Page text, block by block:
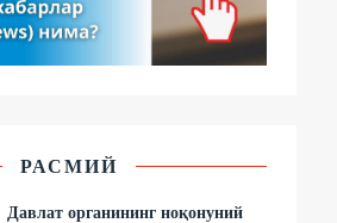
РАСМИЙ
Давлат органининг ноқонуний